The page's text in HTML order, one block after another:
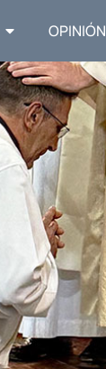
OPINIÓN